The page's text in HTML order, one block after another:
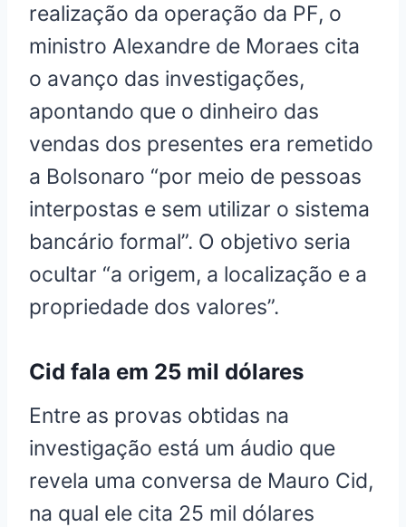
realização da operação da PF, o
ministro Alexandre de Moraes cita
o avanço das investigações,
apontando que o dinheiro das
vendas dos presentes era remetido
a Bolsonaro “por meio de pessoas
interpostas e sem utilizar o sistema
bancário formal”. O objetivo seria
ocultar “a origem, a localização e a
propriedade dos valores”.
Cid fala em 25 mil dólares
Entre as provas obtidas na
investigação está um áudio que
revela uma conversa de Mauro Cid,
na qual ele cita 25 mil dólares